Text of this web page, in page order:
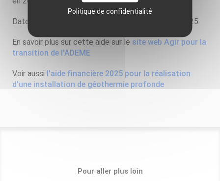
Date limite de dépôt d'un dossier : 31 décembre 2025
En savoir plus sur cette aide sur le site web Agir pour la
transition de l'ADEME
Voir aussi l'aide financière 2025 pour la réalisation
d'une installation de géothermie profonde
Pour aller plus loin
Politique de confidentialité